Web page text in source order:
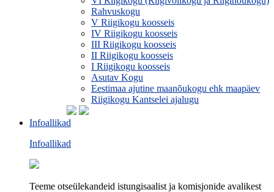
Rahvuskogu
V Riigikogu koosseis
IV Riigikogu koosseis
III Riigikogu koosseis
II Riigikogu koosseis
I Riigikogu koosseis
Asutav Kogu
Eestimaa ajutine maanõukogu ehk maapäev
Riigikogu Kantselei ajalugu
Infoallikad
Infoallikad
Teeme otseülekandeid istungisaalist ja komisjonide avalikest